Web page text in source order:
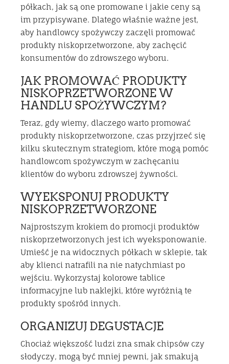
półkach, jak są one promowane i jakie ceny są
im przypisywane. Dlatego właśnie ważne jest,
aby handlowcy spożywczy zaczęli promować
produkty niskoprzetworzone, aby zachęcić
konsumentów do zdrowszego wyboru.
JAK PROMOWAĆ PRODUKTY
NISKOPRZETWORZONE W
HANDLU SPOŻYWCZYM?
Teraz, gdy wiemy, dlaczego warto promować
produkty niskoprzetworzone, czas przyjrzeć się
kilku skutecznym strategiom, które mogą pomóc
handlowcom spożywczym w zachęcaniu
klientów do wyboru zdrowszej żywności.
WYEKSPONUJ PRODUKTY
NISKOPRZETWORZONE
Najprostszym krokiem do promocji produktów
niskoprzetworzonych jest ich wyeksponowanie.
Umieść je na widocznych półkach w sklepie, tak
aby klienci natrafili na nie natychmiast po
wejściu. Wykorzystaj kolorowe tablice
informacyjne lub naklejki, które wyróżnią te
produkty spośród innych.
ORGANIZUJ DEGUSTACJE
Chociaż większość ludzi zna smak chipsów czy
słodyczy, mogą być mniej pewni, jak smakują